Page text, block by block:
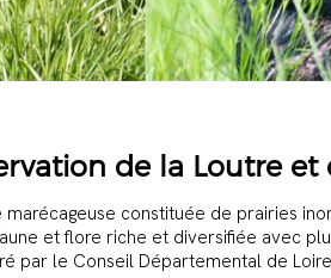
de la Loutre
marécageuse constituée de prairies
et flore riche et diversifiée avec
par le Conseil Départemental de